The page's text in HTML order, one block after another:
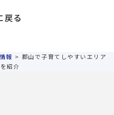
戻る
報 > 郡山で子育てしやすいエリア
紹介